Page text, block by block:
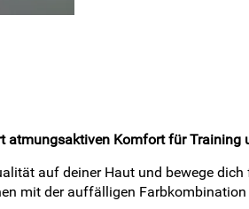
atmungsaktiven Komfort für Training
auf deiner Haut und bewege
mit der auffälligen